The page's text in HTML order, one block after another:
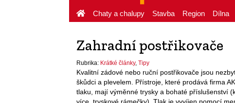
Chaty a chalupy Stavba Region Dílna
Zahradní postřikovače
Rubrika: Krátké články, Tipy
Kvalitní zádové nebo ruční postřikovače jsou
škůdci a plevelem. Přístroje, které prodává firma
tlaku, mají výměnné trysky a bohaté příslušenství
více, tryskové rámečky). Tlak je vyvíjen pomocí